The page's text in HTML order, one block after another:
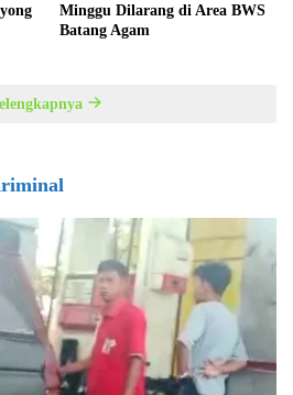
Minggu Dilarang di Area BWS
Batang Agam